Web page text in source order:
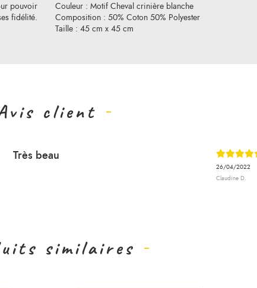
pouvoir
fidélité.
Couleur : Motif Cheval crinière blanche
Composition : 50% Coton 50% Polyester
Taille : 45 cm x 45 cm
client
Très beau
26/04/2022
Claudine D.
similaires